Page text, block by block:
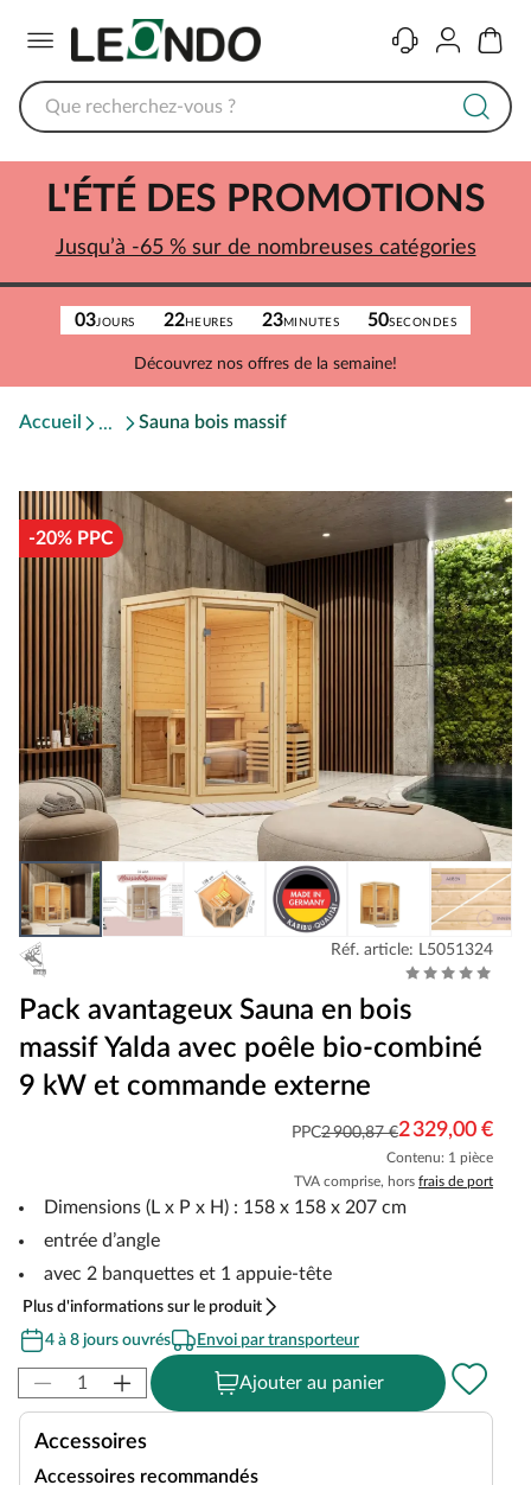
ContactComptePanier
03JOURS 22HEURES 23MINUTES 50SECONDES
Découvrez nos offres de la semaine!
L'ÉTÉ DES PROMOTIONS
Jusqu’à -65 % sur de nombreuses catégories
Accueil Sauna bois massif
-20% PPC
Réf. article: L5051324
Pack avantageux Sauna en bois
massif Yalda avec poêle bio-combiné
9 kW et commande externe
PPC2 900,87 €2 329,00 €
Contenu: 1 pièce
TVA comprise, hors frais de port
Dimensions (L x P x H) : 158 x 158 x 207 cm
entrée d’angle
avec 2 banquettes et 1 appuie-tête
Plus d'informations sur le produit
4 à 8 jours ouvrés
Envoi par transporteur
Ajouter au panier
Accessoires
Accessoires recommandés